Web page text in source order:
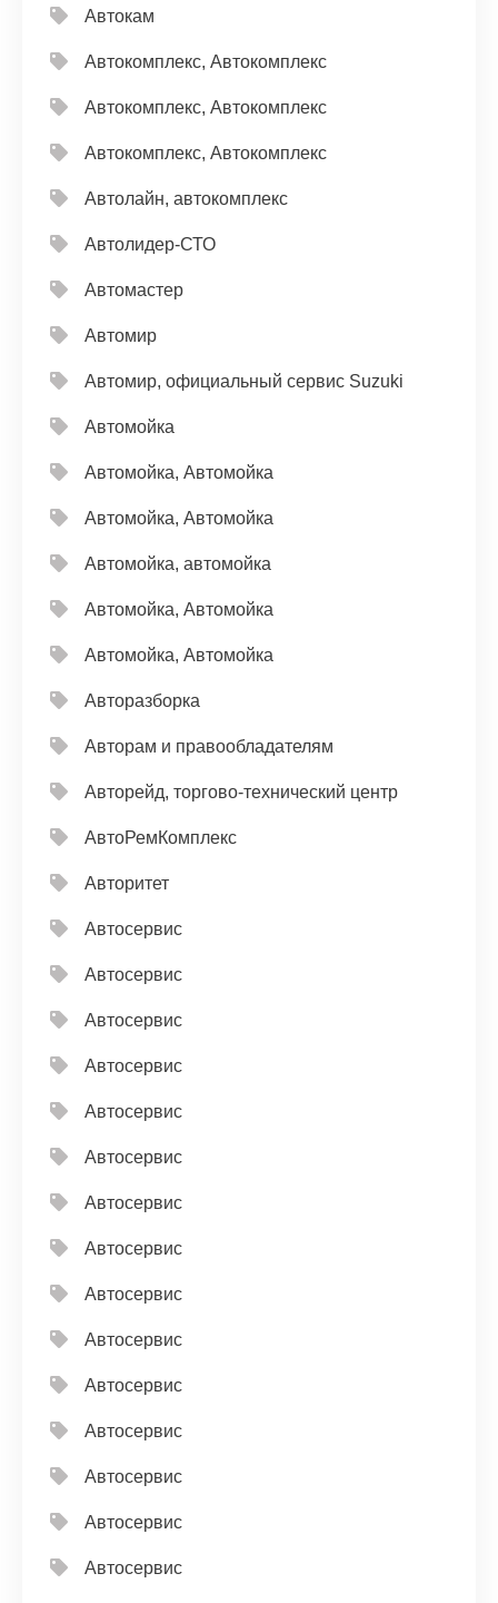
Автокам
Автокомплекс, Автокомплекс
Автокомплекс, Автокомплекс
Автокомплекс, Автокомплекс
Автолайн, автокомплекс
Автолидер-СТО
Автомастер
Автомир
Автомир, официальный сервис Suzuki
Автомойка
Автомойка, Автомойка
Автомойка, Автомойка
Автомойка, автомойка
Автомойка, Автомойка
Автомойка, Автомойка
Авторазборка
Авторам и правообладателям
Авторейд, торгово-технический центр
АвтоРемКомплекс
Авторитет
Автосервис
Автосервис
Автосервис
Автосервис
Автосервис
Автосервис
Автосервис
Автосервис
Автосервис
Автосервис
Автосервис
Автосервис
Автосервис
Автосервис
Автосервис